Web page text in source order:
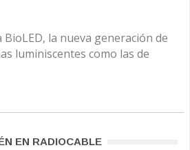
la nueva generación de
luminiscentes como las de
EN RADIOCABLE